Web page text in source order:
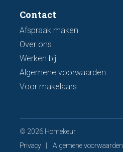
Contact
Afspraak maken
Over ons
Werken bij
Algemene voorwaarden
Voor makelaars
© 2026 Homekeur
Privacy
Algemene voorwaarden